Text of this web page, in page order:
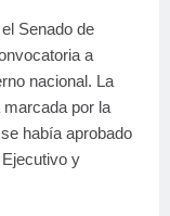
Senado de
a
nacional. La
por la
había aprobado
y